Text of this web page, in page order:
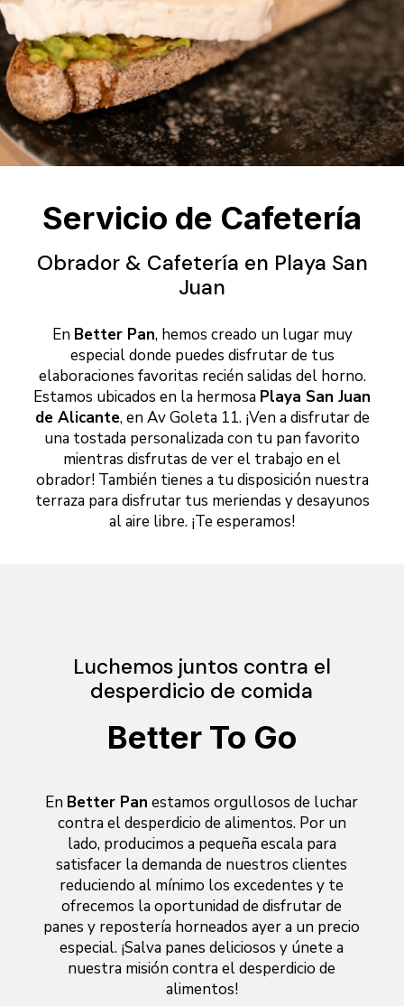
Servicio de Cafetería
Obrador & Cafetería en Playa San
Juan
En Better Pan, hemos creado un lugar muy
especial donde puedes disfrutar de tus
elaboraciones favoritas recién salidas del horno.
Estamos ubicados en la hermosa Playa San Juan
de Alicante, en Av Goleta 11. ¡Ven a disfrutar de
una tostada personalizada con tu pan favorito
mientras disfrutas de ver el trabajo en el
obrador! También tienes a tu disposición nuestra
terraza para disfrutar tus meriendas y desayunos
al aire libre. ¡Te esperamos!
Luchemos juntos contra el
desperdicio de comida
Better To Go
En Better Pan estamos orgullosos de luchar
contra el desperdicio de alimentos. Por un
lado, producimos a pequeña escala para
satisfacer la demanda de nuestros clientes
reduciendo al mínimo los excedentes y te
ofrecemos la oportunidadde disfrutar de
panes y repostería horneados ayer a un precio
especial. ¡Salva panes deliciosos y únete a
nuestra misión contra el desperdicio de
alimentos!